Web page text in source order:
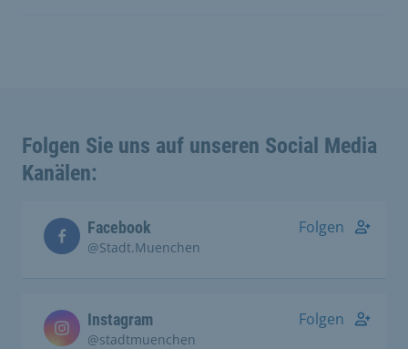
Folgen Sie uns auf unseren Social Media
Kanälen:
Facebook
@Stadt.Muenchen
Folgen
Instagram
@stadtmuenchen
Folgen